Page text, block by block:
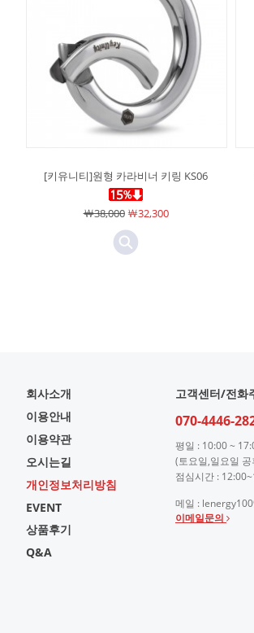
[키유니티]원형 카라비너 키링 KS06
￦38,000￦32,300
회사소개
이용안내
이용약관
오시는길
개인정보처리방침
EVENT
상품후기
Q&A
고객센터/전화
070-4446-
평일 : 10:00 ~
(토요일,일요일
점심시간 :
메일 :
이메일문의